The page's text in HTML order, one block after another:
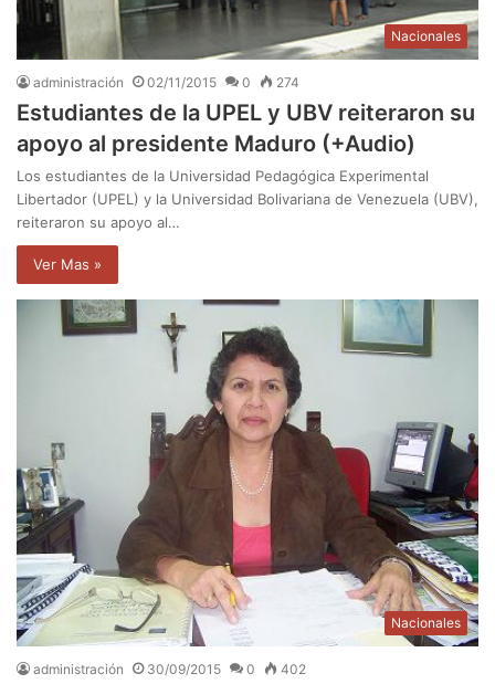
Nacionales
administración 02/11/2015 0 274
Estudiantes de la UPEL y UBV reiteraron su
apoyo al presidente Maduro (+Audio)
Los estudiantes de la Universidad Pedagógica Experimental
Libertador (UPEL) y la Universidad Bolivariana de Venezuela (UBV),
reiteraron su apoyo al…
Ver Mas »
Nacionales
administración 30/09/2015 0 402